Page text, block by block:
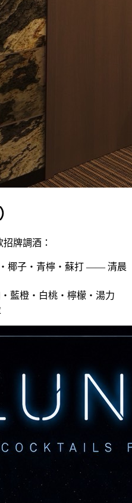
牌調酒：
・椰子・青檸・蘇打 —— 清晨
・藍橙・白桃・檸檬・湯力